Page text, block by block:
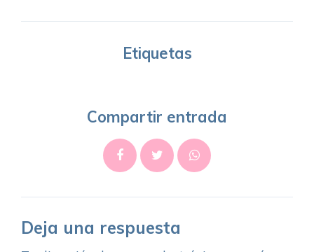
Etiquetas
Compartir entrada
Deja una respuesta